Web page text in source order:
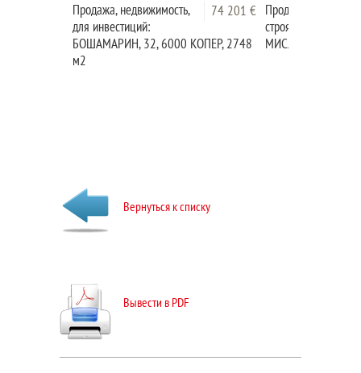
74 201 €
Продажа, недвижимость,
для инвестиций:
БОШАМАРИН, 32, 6000 КОПЕР, 2748
м2
Продажа,
строящееся:
МИСЛИНЬСКА
Вернуться к списку
Вывести в PDF